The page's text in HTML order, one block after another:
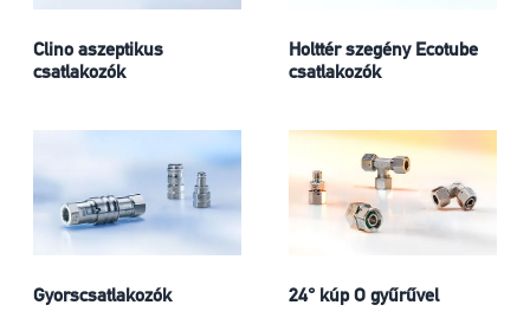
Clino aszeptikus
csatlakozók
Holttér szegény Ecotube
csatlakozók
Gyorscsatlakozók 24° kúp O gyűrűvel